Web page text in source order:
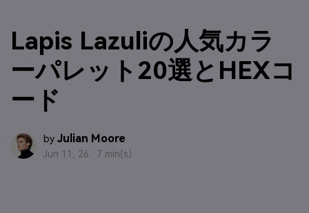
Lapis Lazuliの人気カラ
ーパレット20選とHEXコ
ード
by Julian Moore
Jun 11, 26 · 7 min(s)